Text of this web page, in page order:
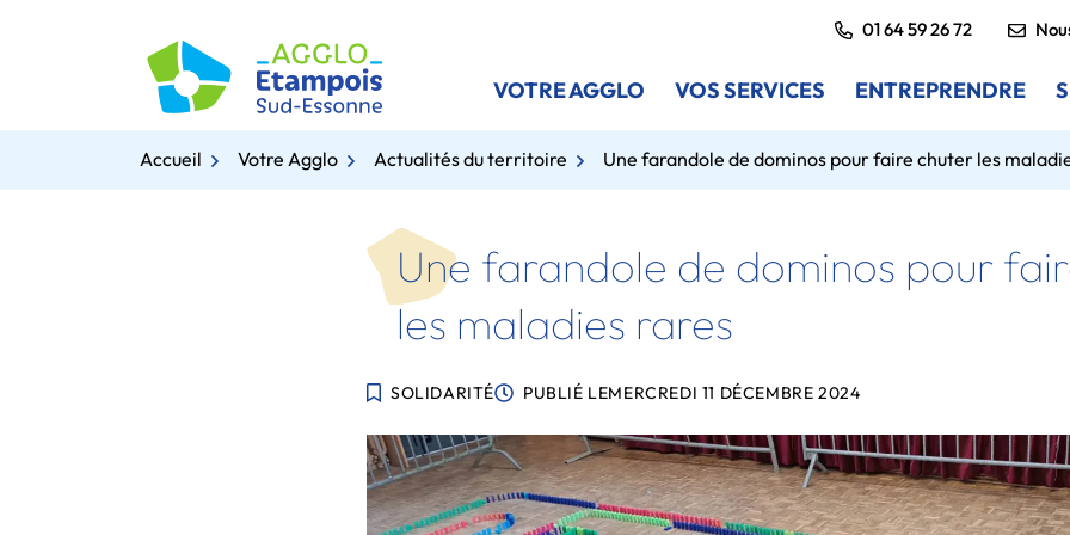
01 64 59 26 72
VOTRE AGGLO VOS SERVICES ENTREPRENDRE
Accueil Votre Agglo Actualités du territoire Une farandole de dominos pour faire chuter les
Une farandole de dominos pour
les maladies rares
SOLIDARITÉ PUBLIÉ LEMERCREDI 11 DÉCEMBRE 2024